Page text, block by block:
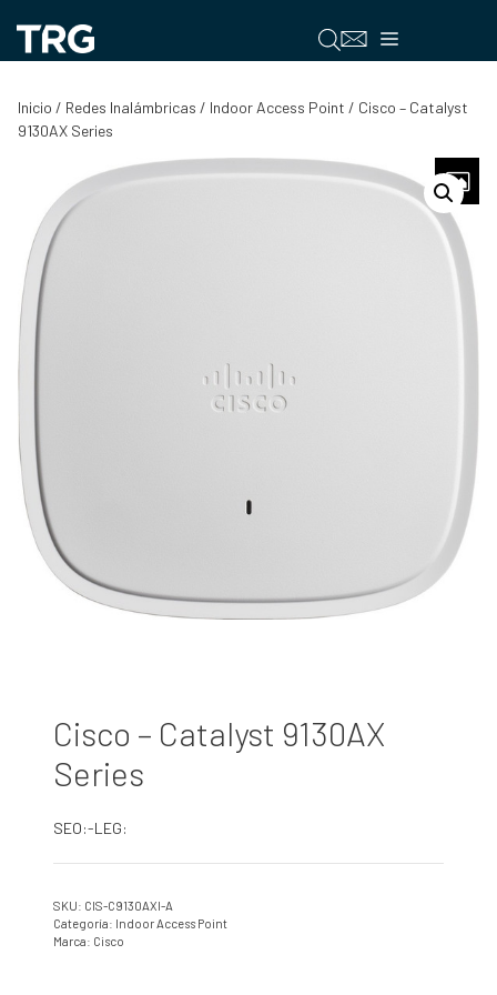
contenido
Menú
Inicio / Redes Inalámbricas / Indoor Access Point / Cisco – Catalyst
9130AX Series
Cisco – Catalyst 9130AX
Series
SEO:-LEG:
SKU: CIS-C9130AXI-A
Categoría: Indoor Access Point
Marca: Cisco